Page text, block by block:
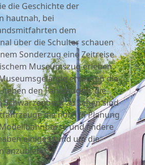
die Geschichte der
hautnah, bei
dem
über die Schulter schauen
Sonderzug eine Zeitreise
Museumszug erleben.
erwarten die
neben den Fahrzeugen, die
Schwarzenberg zu sehen sind
die noch in Planung
und andere
einiges rund um die
anzubieten.